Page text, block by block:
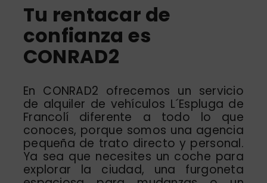
Tu rentacar de
confianza es
CONRAD2
En CONRAD2 ofrecemos un servicio
de alquiler de vehículos L´Espluga de
Francolí diferente a todo lo que
conoces, porque somos una agencia
pequeña de trato directo y personal.
Ya sea que necesites un coche para
explorar la ciudad, una furgoneta